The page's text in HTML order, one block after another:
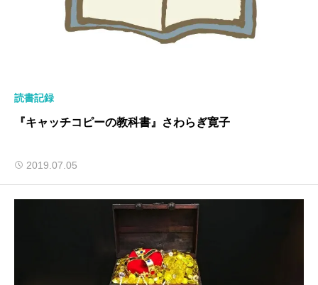
読書記録
『キャッチコピーの教科書』さわらぎ寛子
2019.07.05